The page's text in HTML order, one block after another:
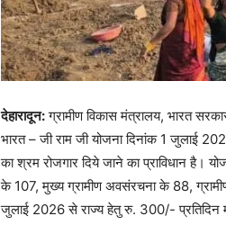
देहारादून:ग्रामीण विकास मंत्रालय, भारत
भारत – जी राम जी योजना दिनांक 1 जुलाई
का श्रम रोजगार दिये जाने का प्राविधान है।
के 107, मुख्य ग्रामीण अवसंरचना के 88,
जुलाई 2026 से राज्य हेतु रु. 300/- प्रतिदिन